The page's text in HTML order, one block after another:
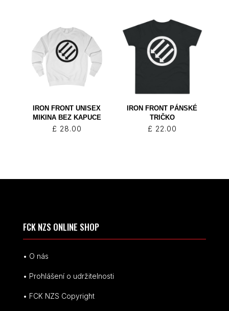
IRON FRONT UNISEX
MIKINA BEZ KAPUCE
£ 28.00
IRON FRONT PÁNSKÉ
TRIČKO
£ 22.00
FCK NZS ONLINE SHOP
• O nás
• Prohlášení o udržitelnosti
• FCK NZS Copyright